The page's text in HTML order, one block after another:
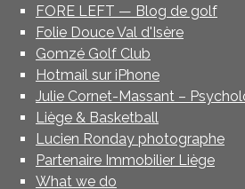
FORE LEFT — Blog de golf
Folie Douce Val d'Isère
Gomzé Golf Club
Hotmail sur iPhone
Julie Cornet-Massant –
Liège & Basketball
Lucien Ronday photographe
Partenaire Immobilier Liège
What we do